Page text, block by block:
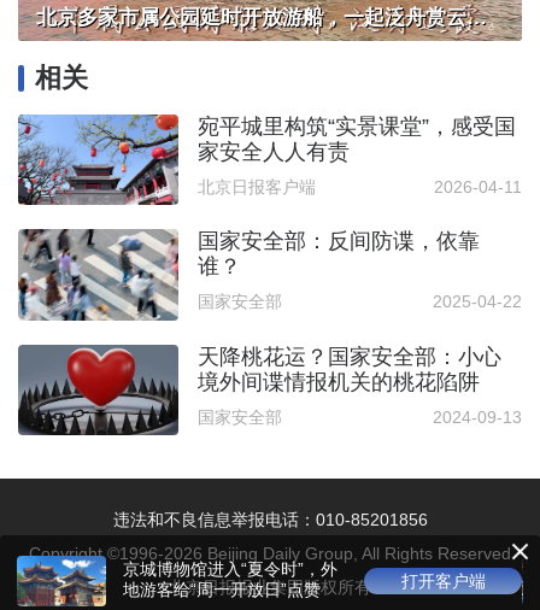
北京多家市属公园延时开放游船，一起泛舟赏云霞！
相关
宛平城里构筑“实景课堂”，感受国
家安全人人有责
北京日报客户端 2026-04-11
国家安全部：反间防谍，依靠
谁？
国家安全部 2025-04-22
天降桃花运？国家安全部：小心
境外间谍情报机关的桃花陷阱
国家安全部 2024-09-13
违法和不良信息举报电话：010-85201856
Copyright ©1996-2026 Beijing Daily Group, All Rights Reserved
北京日报报业集团版权所有
京城博物馆进入“夏令时”，外
地游客给“周一开放日”点赞
打开客户端